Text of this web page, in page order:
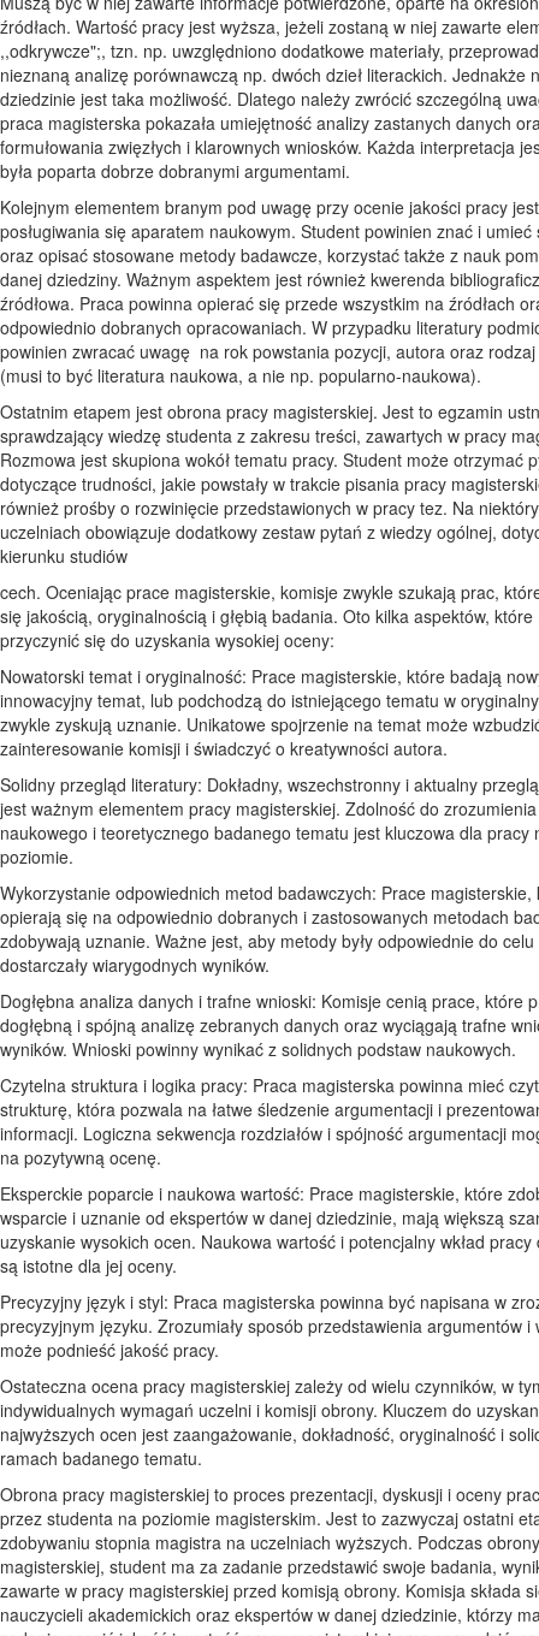
źródłach. Wartość pracy jest wyższa, jeżeli zostaną w niej zawarte
,,odkrywcze";, tzn. np. uwzględniono dodatkowe materiały,
nieznaną analizę porównawczą np. dwóch dzieł literackich. Jednakże
dziedzinie jest taka możliwość. Dlatego należy zwrócić szczególną
praca magisterska pokazała umiejętność analizy zastanych danych
formułowania zwięzłych i klarownych wniosków. Każda interpretacja
była poparta dobrze dobranymi argumentami.
Kolejnym elementem branym pod uwagę przy ocenie jakości pracy
posługiwania się aparatem naukowym. Student powinien znać i umieć
oraz opisać stosowane metody badawcze, korzystać także z nauk
danej dziedziny. Ważnym aspektem jest również kwerenda
źródłowa. Praca powinna opierać się przede wszystkim na źródłach
odpowiednio dobranych opracowaniach. W przypadku literatury
powinien zwracać uwagę na rok powstania pozycji, autora oraz
(musi to być literatura naukowa, a nie np. popularno-naukowa).
Ostatnim etapem jest obrona pracy magisterskiej. Jest to egzamin
sprawdzający wiedzę studenta z zakresu treści, zawartych w pracy
Rozmowa jest skupiona wokół tematu pracy. Student może otrzymać
dotyczące trudności, jakie powstały w trakcie pisania pracy
również prośby o rozwinięcie przedstawionych w pracy tez. Na
uczelniach obowiązuje dodatkowy zestaw pytań z wiedzy ogólnej,
kierunku studiów
cech. Oceniając prace magisterskie, komisje zwykle szukają prac,
się jakością, oryginalnością i głębią badania. Oto kilka aspektów, które
przyczynić się do uzyskania wysokiej oceny:
Nowatorski temat i oryginalność: Prace magisterskie, które badają
innowacyjny temat, lub podchodzą do istniejącego tematu w
zwykle zyskują uznanie. Unikatowe spojrzenie na temat może
zainteresowanie komisji i świadczyć o kreatywności autora.
Solidny przegląd literatury: Dokładny, wszechstronny i aktualny
jest ważnym elementem pracy magisterskiej. Zdolność do
naukowego i teoretycznego badanego tematu jest kluczowa dla pracy
poziomie.
Wykorzystanie odpowiednich metod badawczych: Prace magisterskie,
opierają się na odpowiednio dobranych i zastosowanych metodach
zdobywają uznanie. Ważne jest, aby metody były odpowiednie do
dostarczały wiarygodnych wyników.
Dogłębna analiza danych i trafne wnioski: Komisje cenią prace, które
dogłębną i spójną analizę zebranych danych oraz wyciągają trafne
wyników. Wnioski powinny wynikać z solidnych podstaw naukowych.
Czytelna struktura i logika pracy: Praca magisterska powinna mieć
strukturę, która pozwala na łatwe śledzenie argumentacji i
informacji. Logiczna sekwencja rozdziałów i spójność argumentacji
na pozytywną ocenę.
Eksperckie poparcie i naukowa wartość: Prace magisterskie, które
wsparcie i uznanie od ekspertów w danej dziedzinie, mają większą
uzyskanie wysokich ocen. Naukowa wartość i potencjalny wkład pracy
są istotne dla jej oceny.
Precyzyjny język i styl: Praca magisterska powinna być napisana w
precyzyjnym języku. Zrozumiały sposób przedstawienia argumentów i
może podnieść jakość pracy.
Ostateczna ocena pracy magisterskiej zależy od wielu czynników, w
indywidualnych wymagań uczelni i komisji obrony. Kluczem do
najwyższych ocen jest zaangażowanie, dokładność, oryginalność i
ramach badanego tematu.
Obrona pracy magisterskiej to proces prezentacji, dyskusji i oceny
przez studenta na poziomie magisterskim. Jest to zazwyczaj ostatni
zdobywaniu stopnia magistra na uczelniach wyższych. Podczas
magisterskiej, student ma za zadanie przedstawić swoje badania,
zawarte w pracy magisterskiej przed komisją obrony. Komisja składa
nauczycieli akademickich oraz ekspertów w danej dziedzinie, którzy